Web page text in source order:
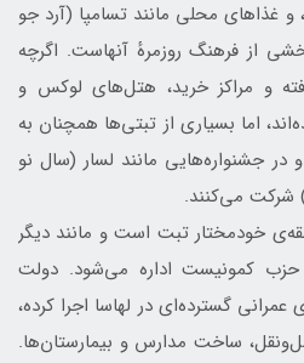
و غذاهای محلی مانند تسامپا (آرد جو
از فرهنگ روزمرهٔ آنهاست. اگرچه
و مراکز خرید، هتل‌های لوکس و
اما بسیاری از تبتی‌ها همچنان به
جشنواره‌هایی مانند لسار (سال نو
می‌کنند.
خودمختار تبت است و مانند دیگر
کمونیست اداره می‌شود. دولت
گسترده‌ای در لهاسا اجرا کرده،
ساخت مدارس و بیمارستان‌ها.